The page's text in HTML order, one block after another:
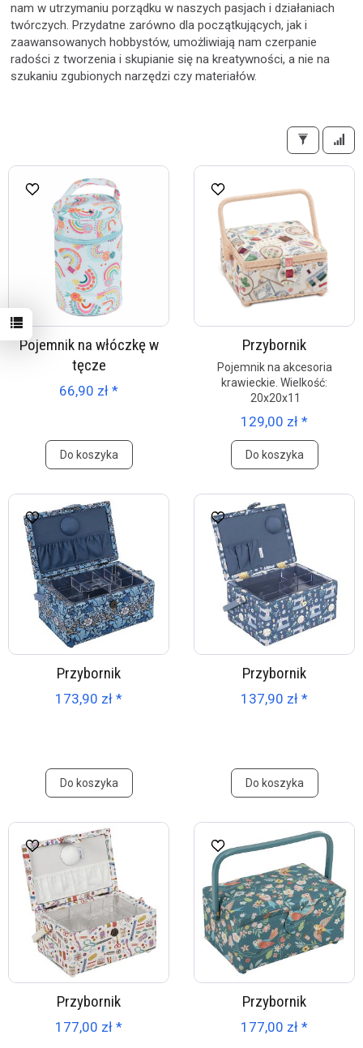
nam w utrzymaniu porządku w naszych pasjach i działaniach
twórczych. Przydatne zarówno dla początkujących, jak i
zaawansowanych hobbystów, umożliwiają nam czerpanie
radości z tworzenia i skupianie się na kreatywności, a nie na
szukaniu zgubionych narzędzi czy materiałów.
Pojemnik na włóczkę w
tęcze
66,90 zł *
Do koszyka
Przybornik
Pojemnik na akcesoria
krawieckie. Wielkość:
20x20x11
129,00 zł *
Do koszyka
Przybornik
173,90 zł *
Do koszyka
Przybornik
137,90 zł *
Do koszyka
Przybornik
177,00 zł *
Przybornik
177,00 zł *